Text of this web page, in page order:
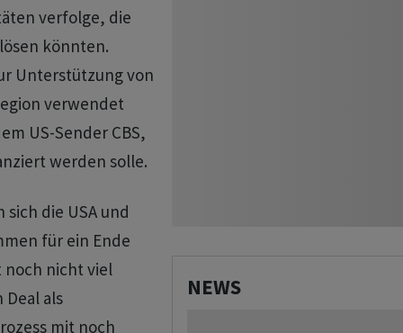
verfolge, die
könnten.
Unterstützung von
verwendet
US-Sender CBS,
werden solle.
die USA und
für ein Ende
noch nicht viel
als
mit noch
NEWS